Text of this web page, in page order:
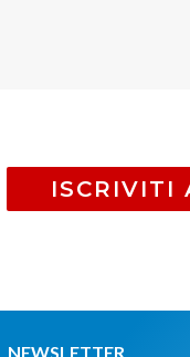
ISCRIVITI
NEWSLETTER